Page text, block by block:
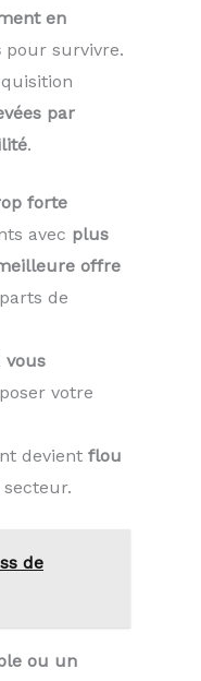
en
pour survivre.
par
.
forte
avec plus
offre
de
vous
votre
devient flou
de
ou un